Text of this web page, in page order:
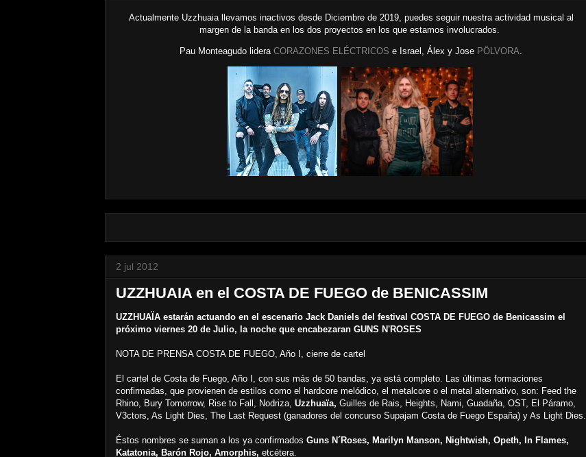
Actualmente Uzzhuaia llevamos inactivos desde Diciembre de 2019, puedes seguir nuestra actividad musical al
margen de la banda en los dos proyectos en los que estamos involucrados.
Pau Monteagudo lidera CORAZONES ELÉCTRICOS e Israel, Álex y Jose PÖLVORA.
2 jul 2012
UZZHUAIA en el COSTA DE FUEGO de BENICASSIM
UZZHUAÏA estarán actuando en el escenario Jack Daniels del festival COSTA DE FUEGO de Benicassim el
próximo viernes 20 de Julio, la noche que encabezaran GUNS N'ROSES
NOTA DE PRENSA COSTA DE FUEGO, Año I, cierre de cartel
El cartel de Costa de Fuego, Año I, con sus más de 50 bandas, ya está completo. Las últimas formaciones
confirmadas, que provienen de estilos como el hardcore melódico, el metalcore o el metal alternativo, son: Feed the
Rhino, Bury Tomorrow, Rise to Fall, Nodriza, Uzzhuaïa, Guilles de Rais, Heights, Nami, Guadaña, OST, El Páramo,
V3ctors, As Light Dies, The Last Request (ganadores del concurso Supajam Costa de Fuego España) y As Light Dies.
Éstos nombres se suman a los ya confirmados Guns N´Roses, Marilyn Manson, Nightwish, Opeth, In Flames,
Katatonia, Barón Rojo, Amorphis, etcétera.